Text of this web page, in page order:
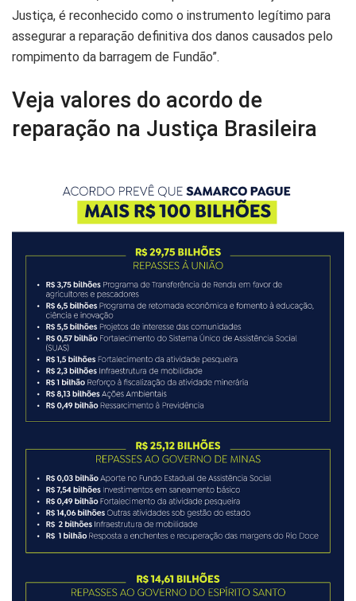
Justiça, é reconhecido como o instrumento legítimo para
assegurar a reparação definitiva dos danos causados pelo
rompimento da barragem de Fundão”.
Veja valores do acordo de
reparação na Justiça Brasileira